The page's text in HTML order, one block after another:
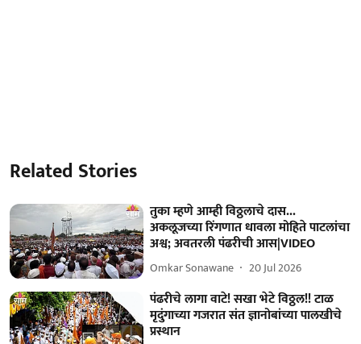
Related Stories
तुका म्हणे आम्ही विठ्ठलाचे दास...
अकलूजच्या रिंगणात धावला मोहिते पाटलांचा
अश्व; अवतरली पंढरीची आस|VIDEO
Omkar Sonawane 20 Jul 2026
पंढरीचे लागा वाटे! सखा भेटे विठ्ठल!! टाळ
मृदुंगाच्या गजरात संत ज्ञानोबांच्या पालखीचे
प्रस्थान